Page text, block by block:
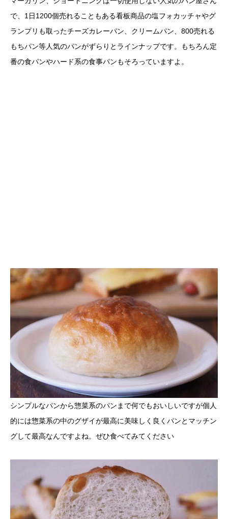
で、1日1200個売れることもある看板商品の塩フォカッチャやグ
ランプリも取ったチーズカレーパン、クリームパン、800売れる
もちパン等人気のパンがずらりとラインナップです。もちろん定
番の食パンやハード系の食事パンもそろっていますよ。
シンプルなパンから惣菜系のパンまで何でもおいしいですが個人
的には惣菜系の中のグザイが最高に美味しく良くパンとマッチン
グして最高なんですよね。ぜひ食べてみてください